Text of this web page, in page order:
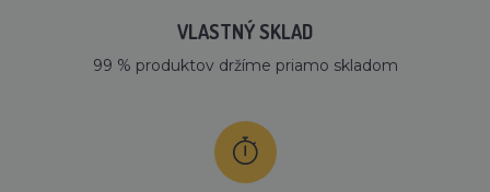
VLASTNÝ SKLAD
99 % produktov držíme priamo skladom